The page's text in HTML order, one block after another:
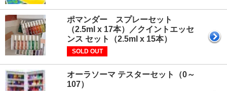
ポマンダー スプレーセット
（2.5ml x 17本）／クイントエッセ
ンス セット（2.5ml x 15本）
SOLD OUT
オーラソーマ テスターセット（0～
107）